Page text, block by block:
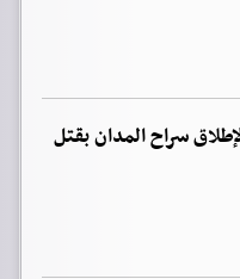
سراح المدان بقتل